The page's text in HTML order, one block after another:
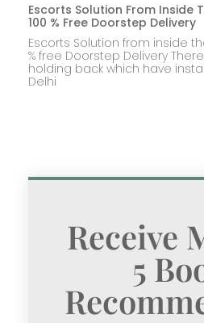
Escorts Solution From Inside
100 % Free Doorstep Delivery
Escorts Solution from inside
% free Doorstep Delivery
holding back which have
Delhi
Receive
5